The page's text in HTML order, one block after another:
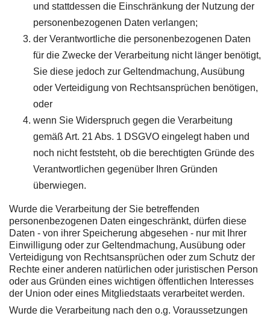
und stattdessen die Einschränkung der Nutzung der
personenbezogenen Daten verlangen;
der Verantwortliche die personenbezogenen Daten
für die Zwecke der Verarbeitung nicht länger benötigt,
Sie diese jedoch zur Geltendmachung, Ausübung
oder Verteidigung von Rechtsansprüchen benötigen,
oder
wenn Sie Widerspruch gegen die Verarbeitung
gemäß Art. 21 Abs. 1 DSGVO eingelegt haben und
noch nicht feststeht, ob die berechtigten Gründe des
Verantwortlichen gegenüber Ihren Gründen
überwiegen.
Wurde die Verarbeitung der Sie betreffenden
personenbezogenen Daten eingeschränkt, dürfen diese
Daten - von ihrer Speicherung abgesehen - nur mit Ihrer
Einwilligung oder zur Geltendmachung, Ausübung oder
Verteidigung von Rechtsansprüchen oder zum Schutz der
Rechte einer anderen natürlichen oder juristischen Person
oder aus Gründen eines wichtigen öffentlichen Interesses
der Union oder eines Mitgliedstaats verarbeitet werden.
Wurde die Verarbeitung nach den o.g. Voraussetzungen